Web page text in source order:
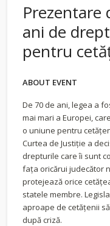
Prezentare
ani de
pentru
ABOUT EVENT
De 70 de ani, legea a
mai mari a Europei,
o uniune pentru
Curtea de Justiție a
drepturile care îi sunt
fața oricărui judecător
protejează orice
statele membre.
aproape de cetățenii
după criză.